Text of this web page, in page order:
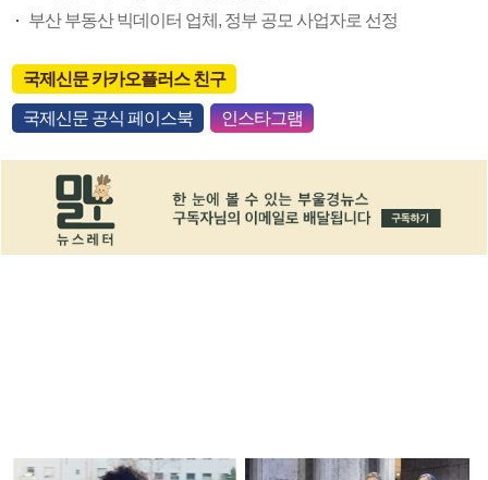
부산 부동산 빅데이터 업체, 정부 공모 사업자로 선정
국제신문 카카오플러스 친구
국제신문 공식 페이스북 인스타그램